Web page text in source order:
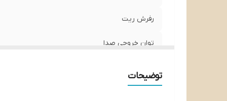
رفرش ریت
توان خروجی صدا
توضیحات